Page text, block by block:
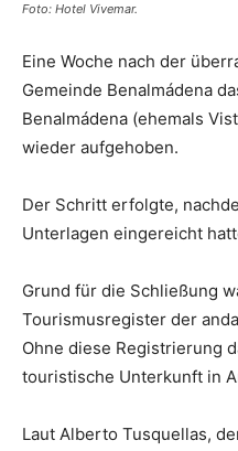
Foto: Hotel Vivemar.
Eine Woche nach der
Gemeinde Benalmádena
Benalmádena (ehemals
wieder aufgehoben.
Der Schritt erfolgte,
Unterlagen eingereicht
Grund für die Schließung
Tourismusregister der
Ohne diese Registrierung
touristische Unterkunft in
Laut Alberto Tusquellas,